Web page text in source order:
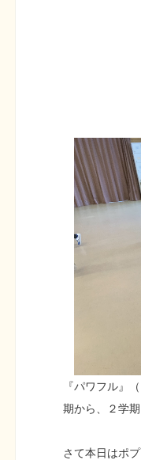
『パワフル』
期から、２学
さて本日はポ